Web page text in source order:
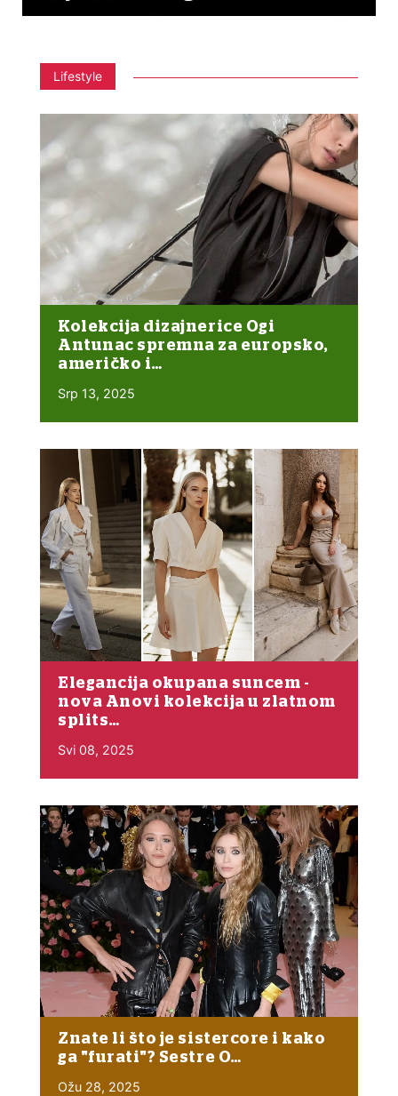
Lifestyle
Kolekcija dizajnerice Ogi
Antunac spremna za europsko,
američko i…
Srp 13, 2025
Elegancija okupana suncem -
nova Anovi kolekcija u zlatnom
splits…
Svi 08, 2025
Znate li što je sistercore i kako
ga "furati"? Sestre O…
Ožu 28, 2025